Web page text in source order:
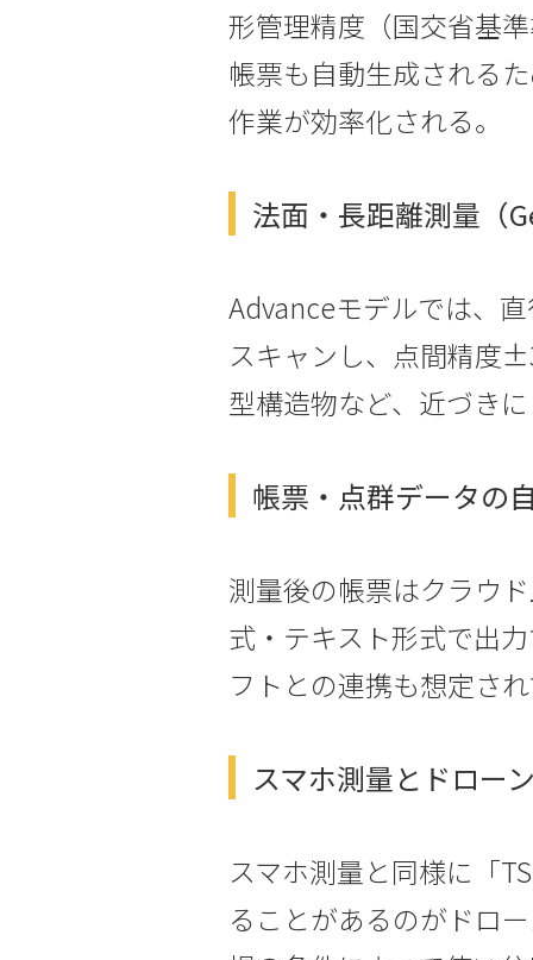
形管理精度（国交省基
帳票も自動生成される
作業が効率化される。
法面・長距離測量（
Advanceモデルでは、
スキャンし、点間精度
型構造物など、近づき
帳票・点群データの
測量後の帳票はクラウ
式・テキスト形式で出
フトとの連携も想定さ
スマホ測量とドロー
スマホ測量と同様に「
ることがあるのがドロ